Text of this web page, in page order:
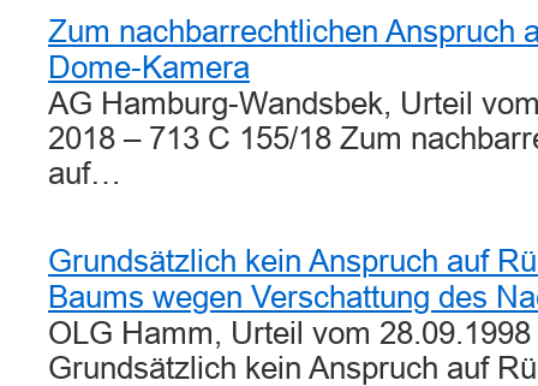
Zum nachbarrechtlichen Anspruch
Dome-Kamera
AG Hamburg-Wandsbek, Urteil
2018 – 713 C 155/18 Zum
auf…
Grundsätzlich kein Anspruch auf
Baums wegen Verschattung des
OLG Hamm, Urteil vom
Grundsätzlich kein Anspruch auf